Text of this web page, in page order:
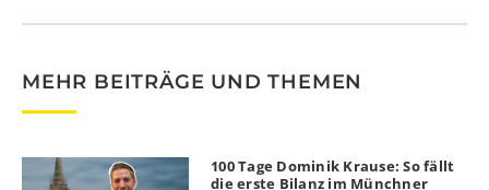
MEHR BEITRÄGE UND THEMEN
100 Tage Dominik Krause: So fällt
die erste Bilanz im Münchner